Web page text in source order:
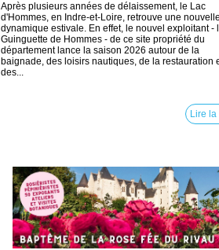
Après plusieurs années de délaissement, le Lac
d'Hommes, en Indre-et-Loire, retrouve une
dynamique estivale. En effet, le nouvel exploitant -
Guinguette de Hommes - de ce site propriété du
département lance la saison 2026 autour de la
baignade, des loisirs nautiques, de la restauration
des...
Lire la